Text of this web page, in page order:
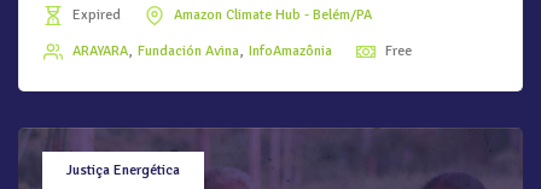
Expired
Amazon Climate Hub - Belém/PA
ARAYARA Fundación Avina InfoAmazônia Free
Justiça Energética